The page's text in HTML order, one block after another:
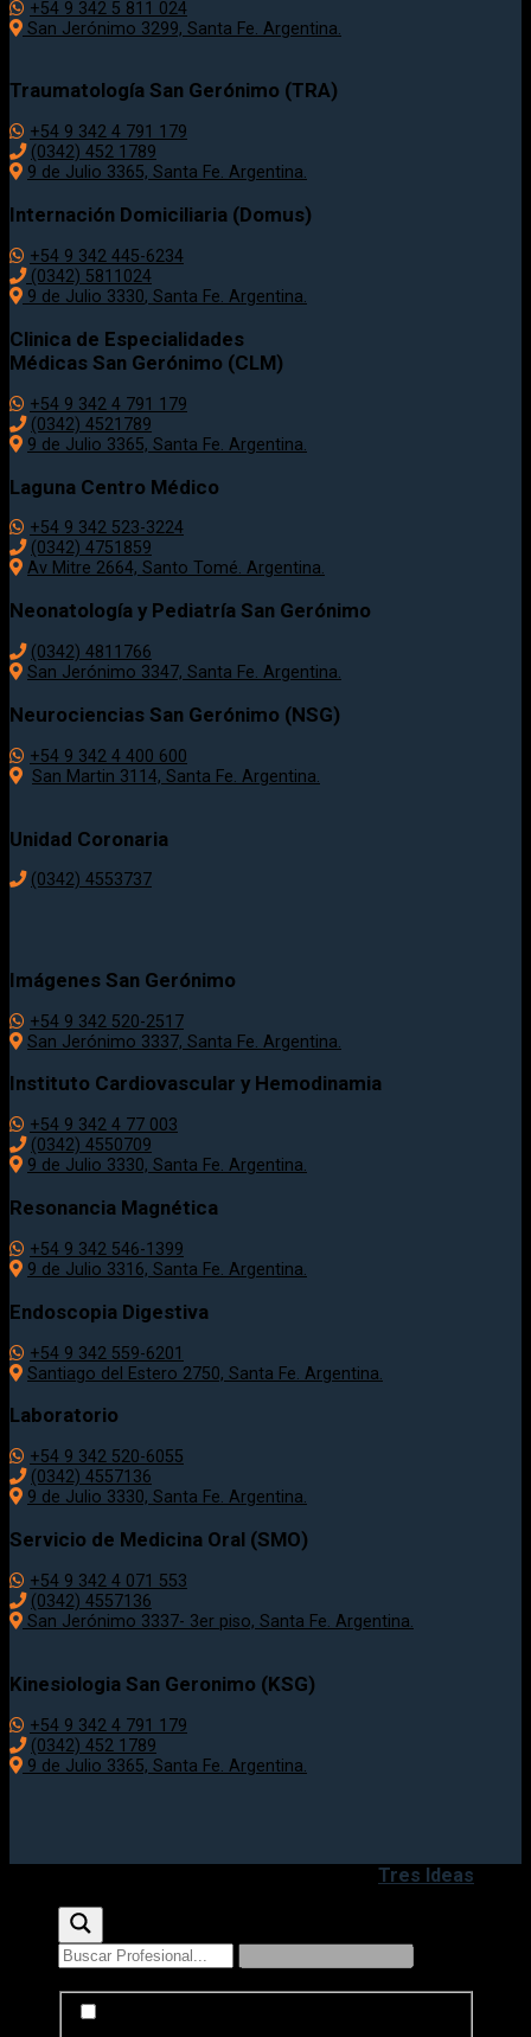
+54 9 342 5 811 024
San Jerónimo 3299, Santa Fe. Argentina.
Traumatología San Gerónimo (TRA)
+54 9 342 4 791 179
(0342) 452 1789
9 de Julio 3365, Santa Fe. Argentina.
Internación Domiciliaria (Domus)
+54 9 342 445-6234
(0342) 5811024
9 de Julio 3330, Santa Fe. Argentina.
Clinica de Especialidades
Médicas San Gerónimo (CLM)
+54 9 342 4 791 179
(0342) 4521789
9 de Julio 3365, Santa Fe. Argentina.
Laguna Centro Médico
+54 9 342 523-3224
(0342) 4751859
Av Mitre 2664, Santo Tomé. Argentina.
Neonatología y Pediatría San Gerónimo
(0342) 4811766
San Jerónimo 3347, Santa Fe. Argentina.
Neurociencias San Gerónimo (NSG)
+54 9 342 4 400 600
San Martin 3114, Santa Fe. Argentina.
Unidad Coronaria
(0342) 4553737
Imágenes San Gerónimo
+54 9 342 520-2517
San Jerónimo 3337, Santa Fe. Argentina.
Instituto Cardiovascular y Hemodinamia
+54 9 342 4 77 003
(0342) 4550709
9 de Julio 3330, Santa Fe. Argentina.
Resonancia Magnética
+54 9 342 546-1399
9 de Julio 3316, Santa Fe. Argentina.
Endoscopia Digestiva
+54 9 342 559-6201
Santiago del Estero 2750, Santa Fe. Argentina.
Laboratorio
+54 9 342 520-6055
(0342) 4557136
9 de Julio 3330, Santa Fe. Argentina.
Servicio de Medicina Oral (SMO)
+54 9 342 4 071 553
(0342) 4557136
San Jerónimo 3337- 3er piso, Santa Fe. Argentina.
Kinesiologia San Geronimo (KSG)
+54 9 342 4 791 179
(0342) 452 1789
9 de Julio 3365, Santa Fe. Argentina.
Tres Ideas